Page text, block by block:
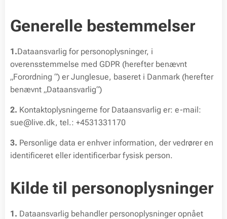
Generelle bestemmelser
1.Dataansvarlig for personoplysninger, i
overensstemmelse med GDPR (herefter benævnt
„Forordning “) er Junglesue, baseret i Danmark (herefter
benævnt „Dataansvarlig“)
2. Kontaktoplysningerne for Dataansvarlig er: e-mail:
sue@live.dk, tel.: +4531331170
3. Personlige data er enhver information, der vedrører en
identificeret eller identificerbar fysisk person.
Kilde til personoplysninger
1. Dataansvarlig behandler personoplysninger opnået